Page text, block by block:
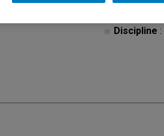
Discipline